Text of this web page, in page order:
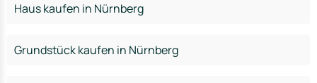
Haus kaufen in Nürnberg
Grundstück kaufen in Nürnberg